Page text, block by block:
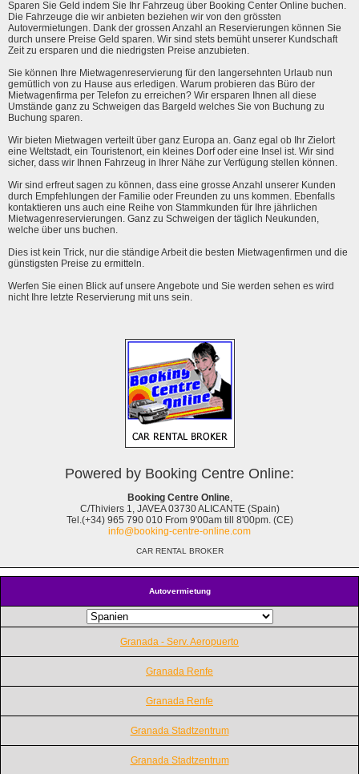
Autovermietung
Granada - Serv. Aeropuerto
Granada Renfe
Granada Renfe
Granada Stadtzentrum
Granada Stadtzentrum
Sparen Sie Geld indem Sie Ihr Fahrzeug über Booking Center Online buchen.
Die Fahrzeuge die wir anbieten beziehen wir von den grössten
Autovermietungen. Dank der grossen Anzahl an Reservierungen können Sie
durch unsere Preise Geld sparen. Wir sind stets bemüht unserer Kundschaft
Zeit zu ersparen und die niedrigsten Preise anzubieten.
Sie können Ihre Mietwagenreservierung für den langersehnten Urlaub nun
gemütlich von zu Hause aus erledigen. Warum probieren das Büro der
Mietwagenfirma per Telefon zu erreichen? Wir ersparen Ihnen all diese
Umstände ganz zu Schweigen das Bargeld welches Sie von Buchung zu
Buchung sparen.
Wir bieten Mietwagen verteilt über ganz Europa an. Ganz egal ob Ihr Zielort
eine Weltstadt, ein Touristenort, ein kleines Dorf oder eine Insel ist. Wir sind
sicher, dass wir Ihnen Fahrzeug in Ihrer Nähe zur Verfügung stellen können.
Wir sind erfreut sagen zu können, dass eine grosse Anzahl unserer Kunden
durch Empfehlungen der Familie oder Freunden zu uns kommen. Ebenfalls
kontaktieren uns auch eine Reihe von Stammkunden für Ihre jährlichen
Mietwagenreservierungen. Ganz zu Schweigen der täglich Neukunden,
welche über uns buchen.
Dies ist kein Trick, nur die ständige Arbeit die besten Mietwagenfirmen und die
günstigsten Preise zu ermitteln.
Werfen Sie einen Blick auf unsere Angebote und Sie werden sehen es wird
nicht Ihre letzte Reservierung mit uns sein.
Powered by Booking Centre Online:
Booking Centre Online,
C/Thiviers 1, JAVEA 03730 ALICANTE (Spain)
Tel.(+34) 965 790 010 From 9'00am till 8'00pm. (CE)
info@booking-centre-online.com
CAR RENTAL BROKER